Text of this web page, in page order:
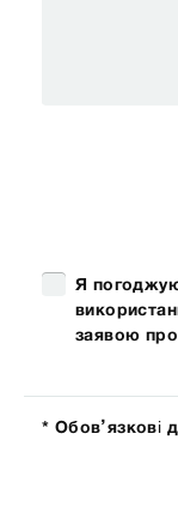
Я
заявою
* Обов’язкові